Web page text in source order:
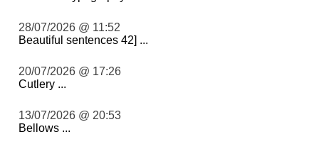
28/07/2026 @ 11:52
Beautiful sentences 42] ...
20/07/2026 @ 17:26
Cutlery ...
13/07/2026 @ 20:53
Bellows ...